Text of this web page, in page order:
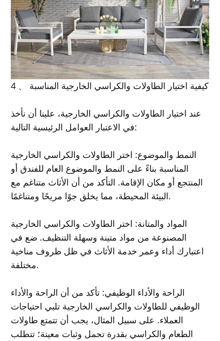
4 、 كيفية اختيار الطاولات والكراسي الخارجية المناسبة
عند اختيار الطاولات والكراسي الخارجية، علينا أن نأخذ
في الاعتبار العوامل الرئيسية التالية:
النمط والموضوع: اختر الطاولات والكراسي الخارجية
المناسبة بناءً على النمط والموضوع العام للفندق أو
المنتجع أو مكان الإقامة. التأكد من أن الأثاث متناغم مع
البيئة المحيطة، مما يخلق جوًا مريحًا ومتناغمًا.
المواد والمتانة: اختر الطاولات والكراسي الخارجية
المصنوعة من مواد متينة وسهلة التنظيف. ضع في
اعتبارك أداء وعمر خدمة الأثاث في ظل ظروف مناخية
مختلفة.
الراحة والأداء الوظيفي: تأكد من أن الراحة والأداء
الوظيفي للطاولات والكراسي الخارجية تلبي احتياجات
العملاء. على سبيل المثال، يجب أن تتمتع طاولات
الطعام والكراسي بقدرة تحمل وثبات معينة؛ تتطلب